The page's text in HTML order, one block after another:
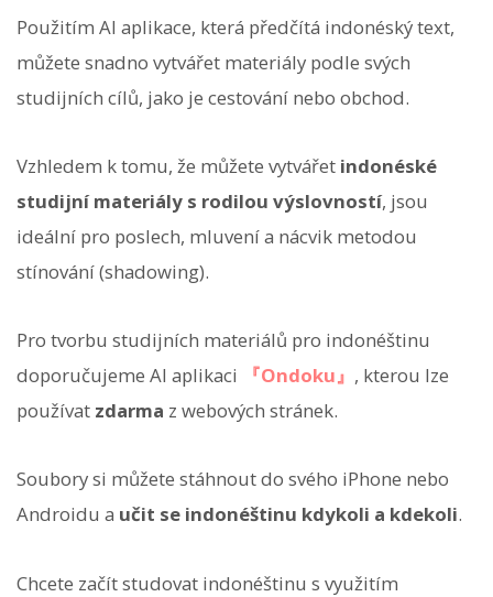
Použitím AI aplikace, která předčítá indonéský text,
můžete snadno vytvářet materiály podle svých
studijních cílů, jako je cestování nebo obchod.
Vzhledem k tomu, že můžete vytvářet indonéské
studijní materiály s rodilou výslovností, jsou
ideální pro poslech, mluvení a nácvik metodou
stínování (shadowing).
Pro tvorbu studijních materiálů pro indonéštinu
doporučujeme AI aplikaci
『Ondoku』 , kterou lze
používat zdarma z webových stránek.
Soubory si můžete stáhnout do svého iPhone nebo
Androidu a učit se indonéštinu kdykoli a kdekoli.
Chcete začít studovat indonéštinu s využitím